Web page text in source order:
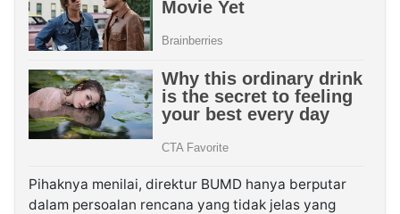
Pihaknya menilai, direktur BUMD hanya berputar
dalam persoalan rencana yang tidak jelas yang